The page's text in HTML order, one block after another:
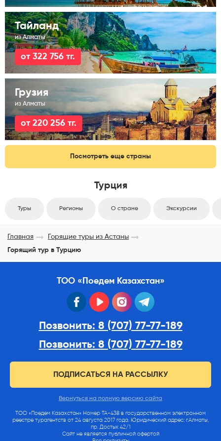
Тайланд
из Алматы
от 322 756 тг.
Грузия
из Алматы
от 220 256 тг.
Посмотреть еще страны
Турция
Туры Регионы О стране Экскурсии
Главная
Горящие туры из Астаны
Горящий тур в Турцию
ТОО «Поедем Казахстан»
facebook youtube instagram
Позвонить: 8 (707) 77-77-189
Позвонить: 8 (707) 77-77-189
ПОДПИСАТЬСЯ НА РАССЫЛКУ
Вернуться на полную версию сайта
ТОО «Поедем Казахстан» Номер ТА-438 в государственном электронном
реестре турагентств от 24 августа 2017 года. Юридический адрес: г.Алматы,
пр. Достык 42/1
Сайт не является публичной офертой